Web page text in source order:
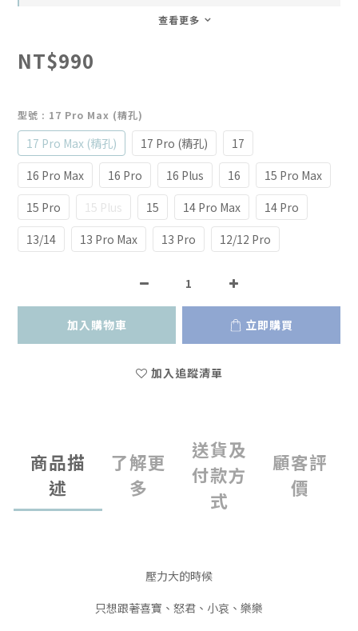
查看更多
NT$990
型號 : 17 Pro Max (精孔)
17 Pro Max (精孔) 17 Pro (精孔)
17
16 Pro Max
16 Pro 16 Plus 16
15 Pro Max
15 Pro
15 Plus 15 14 Pro Max
14 Pro
13/14
13 Pro Max 13 Pro 12/12 Pro
加入購物車 立即購買
加入追蹤清單
商品描
述
了解更
多
送貨及
付款方
式
顧客評
價
壓力大的時候
只想跟著喜寶、怒君、小哀、樂樂